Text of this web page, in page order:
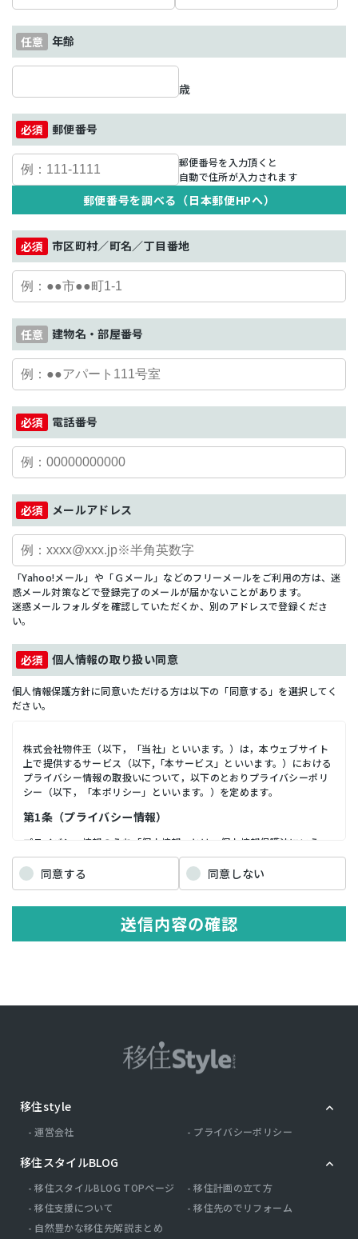
年齢
歳
郵便番号
郵便番号を入力頂くと
自動で住所が入力されます
郵便番号を調べる（日本郵便HPへ）
市区町村／町名／丁目番地
建物名・部屋番号
電話番号
メールアドレス
「Yahoo!メール」や「Ｇメール」などのフリーメールをご利用の方は、迷
惑メール対策などで登録完了のメールが届かないことがあります。
迷惑メールフォルダを確認していただくか、別のアドレスで登録くださ
い。
個人情報の取り扱い同意
個人情報保護方針に同意いただける方は以下の「同意する」を選択してく
ださい。
株式会社物件王（以下，「当社」といいます。）は，本ウェブサイト
上で提供するサービス（以下,「本サービス」といいます。）における
プライバシー情報の取扱いについて，以下のとおりプライバシーポリ
シー（以下，「本ポリシー」といいます。）を定めます。
第1条（プライバシー情報）
プライバシー情報のうち「個人情報」とは，個人情報保護法にいう
「個人情報」を指すものとし，生存する個人に関する情報であって，
当該情報に含まれる氏名，生年月日，住所，電話番号，連絡先その他
の記述等により特定の個人を識別できる情報を指します。 プライバシ
情報」以外のものをいい，ご利用いただいたサービスやご購入いただ
いた商品，ご覧になったページや広告の履歴，ユーザーが検索された
検索キーワード，ご利用日時，ご利用の方法，ご利用環境，郵便番号
第２条（プライバシー情報の収集方法）
番号，メールアドレス，銀行口座番号，クレジットカード番号，運転
免許証番号などの個人情報をお尋ねすることがあります。また，ユー
ザーと提携先などとの間でなされたユーザーの個人情報を含む取引記
配信先などを含みます。以下，｢提携先｣といいます。）などから収集
することがあります。 当社は，ユーザーについて，利用したサービス
やソフトウエア，購入した商品，閲覧したページや広告の履歴，検索
じてご利用の場合の当該端末の通信状態，利用に際しての各種設定情
報なども含みます），IPアドレス，クッキー情報，位置情報，端末の
個体識別情報などの履歴情報および特性情報を，ユーザーが当社や提
携先のサービスを利用しまたはページを閲覧する際に収集します。
第３条（個人情報を収集・利用する目的）
同意する 同意しない
送信内容の確認
移住style
運営会社 プライバシーポリシー
移住スタイルBLOG
移住スタイルBLOG TOPページ
移住計画の立て方
移住支援について
移住先のでリフォーム
自然豊かな移住先解説まとめ